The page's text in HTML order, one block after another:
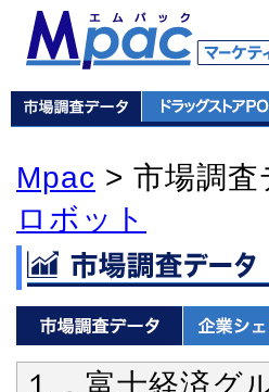
Mpac > 市場調
ロボット
１．富士経済グ